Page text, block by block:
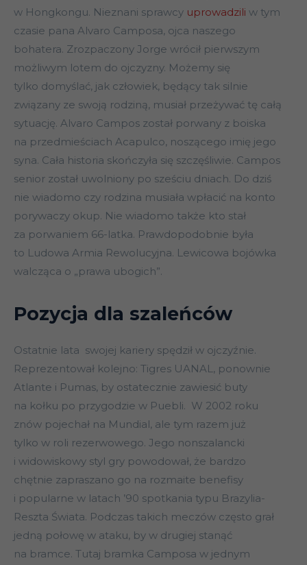
w Hongkongu. Nieznani sprawcy uprowadzili w tym
czasie pana Alvaro Camposa, ojca naszego
bohatera. Zrozpaczony Jorge wrócił pierwszym
możliwym lotem do ojczyzny. Możemy się
tylko domyślać, jak człowiek, będący tak silnie
związany ze swoją rodziną, musiał przeżywać tę całą
sytuację. Alvaro Campos został porwany z boiska
na przedmieściach Acapulco, noszącego imię jego
syna. Cała historia skończyła się szczęśliwie. Campos
senior został uwolniony po sześciu dniach. Do dziś
nie wiadomo czy rodzina musiała wpłacić na konto
porywaczy okup. Nie wiadomo także kto stał
za porwaniem 66-latka. Prawdopodobnie była
to Ludowa Armia Rewolucyjna. Lewicowa bojówka
walcząca o „prawa ubogich”.
Pozycja dla szaleńców
Ostatnie lata swojej kariery spędził w ojczyźnie.
Reprezentował kolejno: Tigres UANAL, ponownie
Atlante i Pumas, by ostatecznie zawiesić buty
na kołku po przygodzie w Puebli. W 2002 roku
znów pojechał na Mundial, ale tym razem już
tylko w roli rezerwowego. Jego nonszalancki
i widowiskowy styl gry powodował, że bardzo
chętnie zapraszano go na rozmaite benefisy
i popularne w latach ’90 spotkania typu Brazylia-
Reszta Świata. Podczas takich meczów często grał
jedną połowę w ataku, by w drugiej stanąć
na bramce. Tutaj bramka Camposa w jednym